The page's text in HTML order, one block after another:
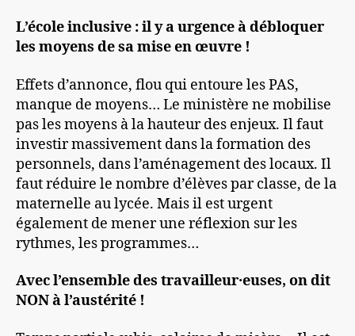
L’école inclusive : il y a urgence à débloquer
les moyens de sa mise en œuvre !
Effets d’annonce, flou qui entoure les PAS,
manque de moyens… Le ministère ne mobilise
pas les moyens à la hauteur des enjeux. Il faut
investir massivement dans la formation des
personnels, dans l’aménagement des locaux. Il
faut réduire le nombre d’élèves par classe, de la
maternelle au lycée. Mais il est urgent
également de mener une réflexion sur les
rythmes, les programmes…
Avec l’ensemble des travailleur·euses, on dit
NON à l’austérité !